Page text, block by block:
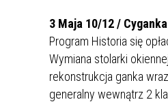
3 Maja 10/12 /
Program Historia się
Wymiana stolarki
rekonstrukcja ganka
generalny wewnątrz 2